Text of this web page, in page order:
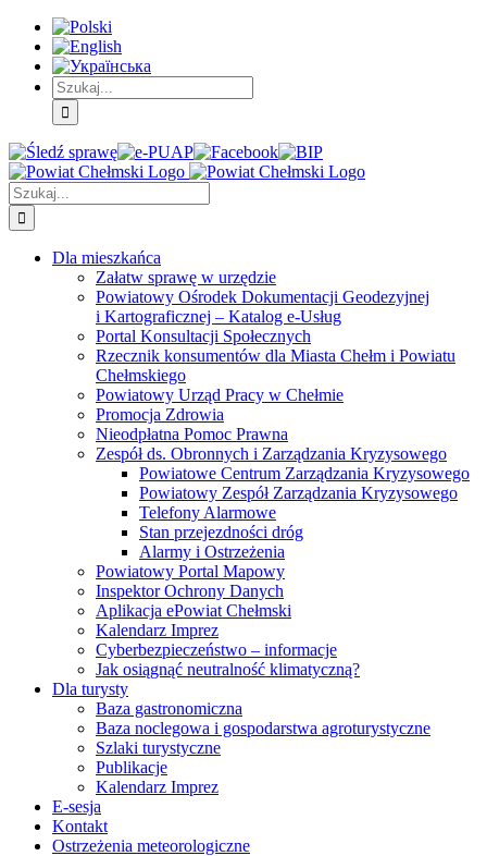
Skip
Treść
główna
Skip
Menu
główne
Skip
Menu
dodatkowe
Szukaj
Śledź
sprawę
E-
PUAP
Facebook BIP Instagram
Szukaj
Dla mieszkańca
Załatw sprawę w urzędzie
Powiatowy Ośrodek Dokumentacji Geodezyjnej
i Kartograficznej – Katalog e-Usług
Portal Konsultacji Społecznych
Rzecznik konsumentów dla Miasta Chełm i Powiatu
Chełmskiego
Powiatowy Urząd Pracy w Chełmie
Promocja Zdrowia
Nieodpłatna Pomoc Prawna
Zespół ds. Obronnych i Zarządzania Kryzysowego
Powiatowe Centrum Zarządzania Kryzysowego
Powiatowy Zespół Zarządzania Kryzysowego
Telefony Alarmowe
Stan przejezdności dróg
Alarmy i Ostrzeżenia
Powiatowy Portal Mapowy
Inspektor Ochrony Danych
Aplikacja ePowiat Chełmski
Kalendarz Imprez
Cyberbezpieczeństwo – informacje
Jak osiągnąć neutralność klimatyczną?
Dla turysty
Baza gastronomiczna
Baza noclegowa i gospodarstwa agroturystyczne
Szlaki turystyczne
Publikacje
Kalendarz Imprez
E-sesja
Kontakt
Ostrzeżenia meteorologiczne